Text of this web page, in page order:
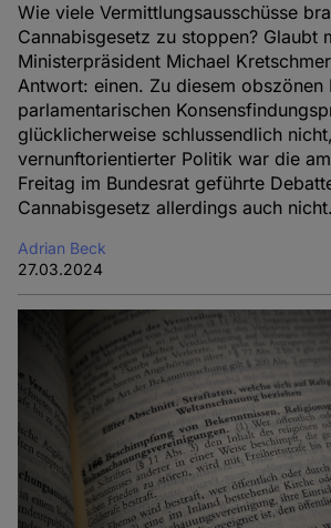
Wie viele Vermittlungsausschüsse
Cannabisgesetz zu stoppen? Glaubt
Ministerpräsident Michael
Antwort: einen. Zu diesem obszönen
parlamentarischen
glücklicherweise schlussendlich
vernunftorientierter Politik war die
Freitag im Bundesrat geführte
Cannabisgesetz allerdings auch nicht.
Adrian Beck
27.03.2024